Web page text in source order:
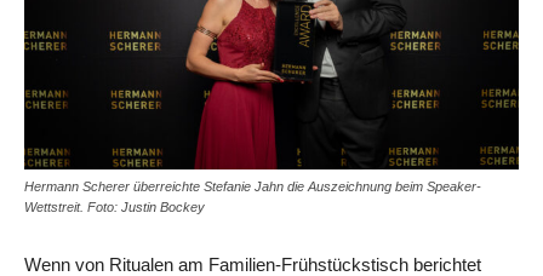
Hermann Scherer überreichte Stefanie Jahn die Auszeichnung beim Speaker-
Wettstreit. Foto: Justin Bockey
Wenn von Ritualen am Familien-Frühstückstisch berichtet